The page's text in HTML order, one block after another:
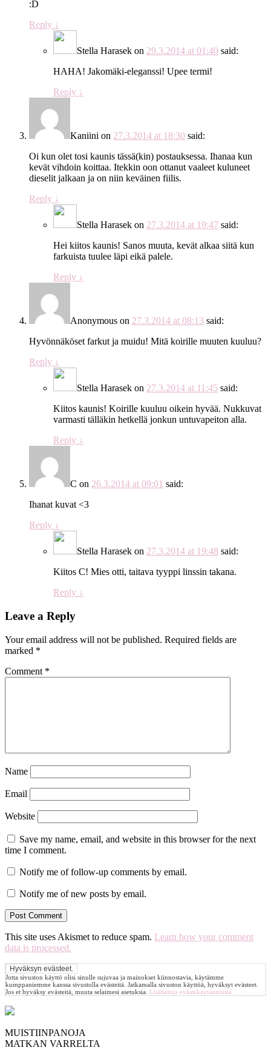
:D
Reply ↓
Stella Harasek on 29.3.2014 at 01:40 said:
HAHA! Jakomäki-eleganssi! Upee termi!
Reply ↓
Kaniini on 27.3.2014 at 18:30 said:
Oi kun olet tosi kaunis tässä(kin) postauksessa. Ihanaa kun
kevät vihdoin koittaa. Itekkin oon ottanut vaaleet kuluneet
dieselit jalkaan ja on niin keväinen fiilis.
Reply ↓
Stella Harasek on 27.3.2014 at 19:47 said:
Hei kiitos kaunis! Sanos muuta, kevät alkaa siitä kun
farkuista tuulee läpi eikä palele.
Reply ↓
Anonymous on 27.3.2014 at 08:13 said:
Hyvönnäköset farkut ja muidu! Mitä koirille muuten kuuluu?
Reply ↓
Stella Harasek on 27.3.2014 at 11:45 said:
Kiitos kaunis! Koirille kuuluu oikein hyvää. Nukkuvat
varmasti tälläkin hetkellä jonkun untuvapeiton alla.
Reply ↓
C on 26.3.2014 at 09:01 said:
Ihanat kuvat <3
Reply ↓
Stella Harasek on 27.3.2014 at 19:48 said:
Kiitos C! Mies otti, taitava tyyppi linssin takana.
Reply ↓
Leave a Reply
Your email address will not be published. Required fields are
marked *
Comment *
Name
Email
Website
Save my name, email, and website in this browser for the next
time I comment.
Notify me of follow-up comments by email.
Notify me of new posts by email.
This site uses Akismet to reduce spam. Learn how your comment
data is processed.
Jotta sivuston käyttö olisi sinulle sujuvaa ja mainokset kiinnostavia, käytämme
kumppaniemme kanssa sivustolla evästeitä. Jatkamalla sivuston käyttöä, hyväksyt evästeet.
Jos et hyväksy evästeitä, muuta selaimesi asetuksia. Lisätietoja evästekäytännöistä.
MUISTIINPANOJA
MATKAN VARRELTA